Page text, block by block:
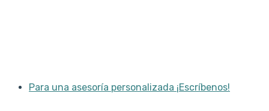
Para una asesoría personalizada ¡Escríbenos!